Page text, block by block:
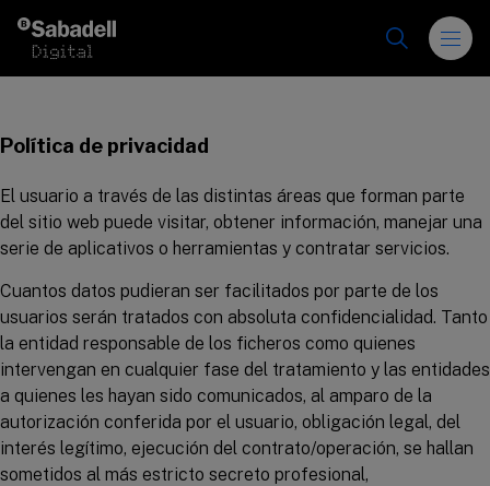
Política de privacidad
El usuario a través de las distintas áreas que forman parte
del sitio web puede visitar, obtener información, manejar una
serie de aplicativos o herramientas y contratar servicios.
Cuantos datos pudieran ser facilitados por parte de los
usuarios serán tratados con absoluta confidencialidad. Tanto
la entidad responsable de los ficheros como quienes
intervengan en cualquier fase del tratamiento y las entidades
a quienes les hayan sido comunicados, al amparo de la
autorización conferida por el usuario, obligación legal, del
interés legítimo, ejecución del contrato/operación, se hallan
sometidos al más estricto secreto profesional,